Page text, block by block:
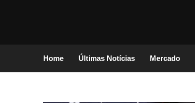
Home Últimas Notícias Mercado